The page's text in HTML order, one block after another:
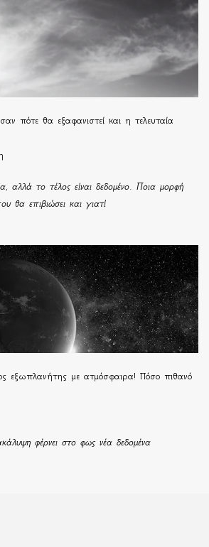
πότε θα εξαφανιστεί και η τελευταία
αλλά το τέλος είναι δεδομένο. Ποια μορφή
θα επιβιώσει και γιατί
εξωπλανήτης με ατμόσφαιρα! Πόσο πιθανό
φέρνει στο φως νέα δεδομένα